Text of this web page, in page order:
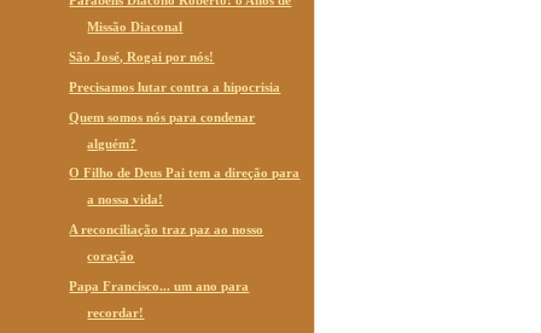
Missão Diaconal
São José, Rogai por nós!
Precisamos lutar contra a hipocrisia
Quem somos nós para condenar
alguém?
O Filho de Deus Pai tem a direção para
a nossa vida!
A reconciliação traz paz ao nosso
coração
Papa Francisco... um ano para
recordar!